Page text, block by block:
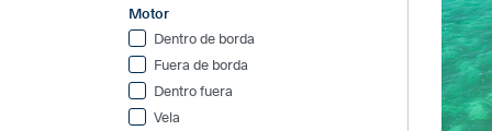
Motor
Dentro de borda
Fuera de borda
Dentro fuera
Vela